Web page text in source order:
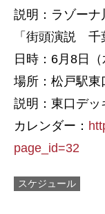
説明：ラゾーナ
「街頭演説 千
日時：6月8日
場所：松戸駅東
説明：東口デッ
カレンダー：
page_id=32
スケジュール